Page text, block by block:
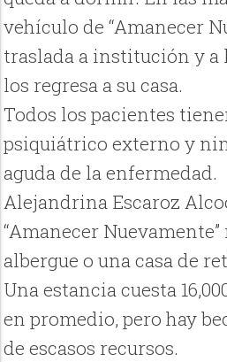
vehículo de “Amanecer
traslada a institución y a
los regresa a su casa.
Todos los pacientes
psiquiátrico externo y
aguda de la enfermedad.
Alejandrina Escaroz
“Amanecer
albergue o una casa de
Una estancia cuesta
en promedio, pero hay
de escasos recursos.